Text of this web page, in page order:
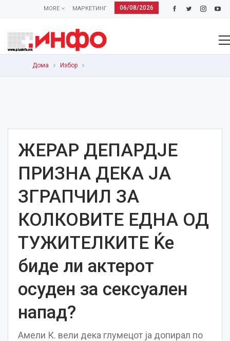
06/08/2026
МАРКЕТИНГ
MORE
Дома Избор
ЖЕРАР ДЕПАРДЈЕ
ПРИЗНА ДЕКА ЈА
ЗГРАПЧИЛ ЗА
КОЛКОВИТЕ ЕДНА ОД
ТУЖИТЕЛКИТЕ Ќе
биде ли актерот
осуден за сексуален
напад?
Амели К. вели дека глумецот ја допирал по